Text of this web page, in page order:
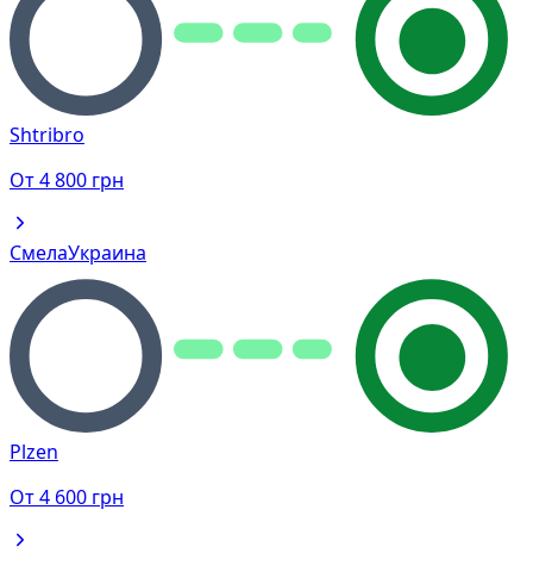
Shtribro
От4 800 грн
СмелаУкраина
Plzen
От4 600 грн